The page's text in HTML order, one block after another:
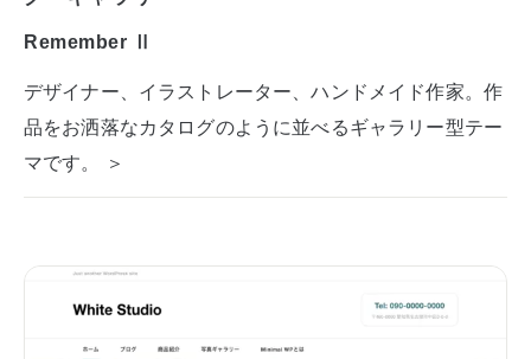
Remember Ⅱ
デザイナー、イラストレーター、ハンドメイド作家。作
品をお洒落なカタログのように並べるギャラリー型テー
マです。 ＞